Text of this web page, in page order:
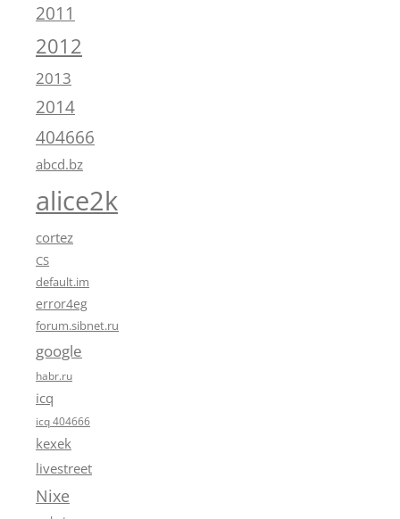
2011
2012
2013
2014
404666
abcd.bz
alice2k
cortez
CS
default.im
error4eg
forum.sibnet.ru
google
habr.ru
icq
icq 404666
kexek
livestreet
Nixe